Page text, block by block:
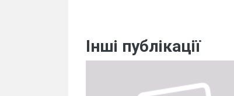
Інші публікації